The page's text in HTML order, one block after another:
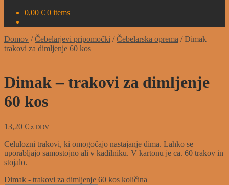
0,00 € 0 items
Domov /Čebelarjevi pripomočki /Čebelarska oprema /Dimak –
trakovi za dimljenje 60 kos
Dimak – trakovi za dimljenje
60 kos
13,20 € z DDV
Celulozni trakovi, ki omogočajo nastajanje dima. Lahko se
uporabljajo samostojno ali v kadilniku. V kartonu je ca. 60 trakov in
stojalo.
Dimak - trakovi za dimljenje 60 kos količina